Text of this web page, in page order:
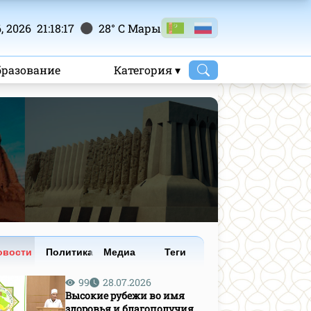
2026 21:18:18 28° C Mары
Категория ▾
Политика Медиа Теги
99
28.07.2026
Высокие рубежи во имя